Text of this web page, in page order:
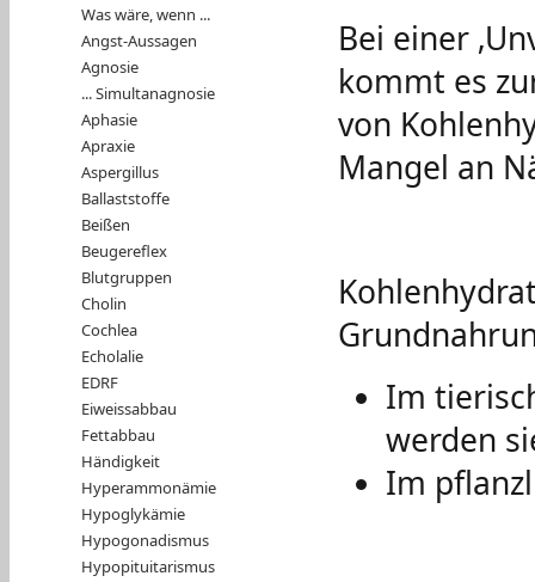
Was wäre, wenn ...
Angst-Aussagen
Agnosie
... Simultanagnosie
Aphasie
Apraxie
Aspergillus
Ballaststoffe
Beißen
Beugereflex
Blutgruppen
Cholin
Cochlea
Echolalie
EDRF
Eiweissabbau
Fettabbau
Händigkeit
Hyperammonämie
Hypoglykämie
Hypogonadismus
Hypopituitarismus
Bei einer
kommt es
von
Mangel an
Im
werden
Im